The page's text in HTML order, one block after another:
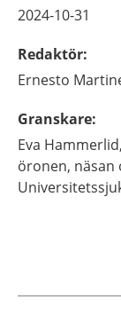
2024-10-31
Redaktör:
Ernesto
Granskare:
Eva Hammerlid,
öronen, näsan